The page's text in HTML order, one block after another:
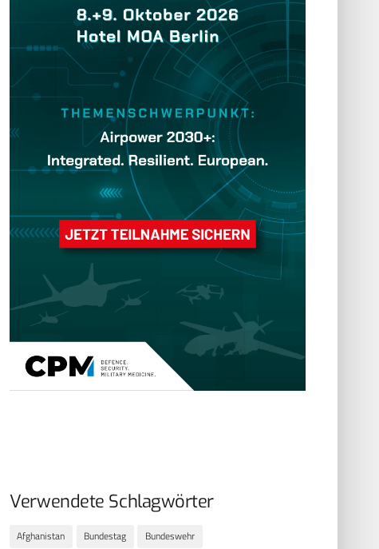
Verwendete Schlagwörter
Afghanistan Bundestag
Bundeswehr